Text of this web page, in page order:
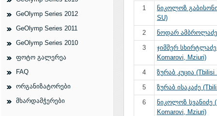
GeOlymp Series 2012
GeOlymp Series 2011
GeOlymp Series 2010
ფოტო გალერეა
FAQ
ორგანიზატორები
მხარდამჭერები
1
ნიკოლოზ
SU)
2 ნოდარ ამბროლაძე
3
ჯიმშერ
Komarovi, Mziuri)
4 ზურაბ კუცია (Tbilisi
5 ზურაბ ისაკაძე
6
ნიკოლოზ სვანიძე
Komarovi, Mziuri)